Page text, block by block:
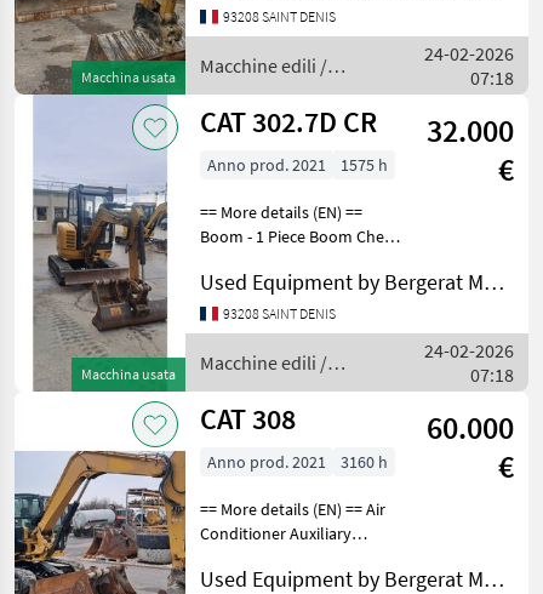
Macchina usata
Boom Check Valve Bucket
Combined Hydraulics - Two
Way Coupler
93208 SAINT DENIS
Macchine edili /
CAT
24-02-2026
07:18
Macchina usata
CAT 302.7D CR
32.000
€
Anno prod. 2021 1575 h
== More details (EN) ==
Boom - 1 Piece Boom Check
Standard Coupler Type -
Mechanical Online Owner's
Manual Regulatory Marking
Rubber Track
Used Equipment by Bergerat Monnoyeur
93208 SAINT DENIS
Macchine edili /
CAT
24-02-2026
07:18
CAT 308
60.000
€
Anno prod. 2021 3160 h
== More details (EN) == Air
Conditioner Auxiliary
1 Piece Bucket Combined
Used Equipment by Bergerat Monnoyeur